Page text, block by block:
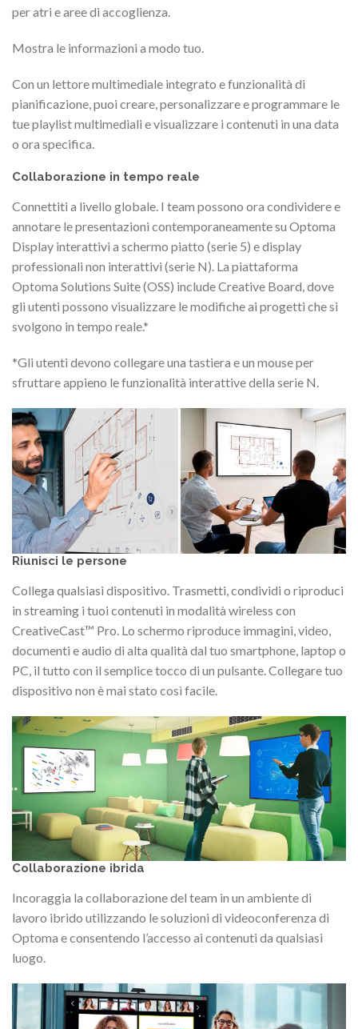
per atri e aree di accoglienza.
Mostra le informazioni a modo tuo.
Con un lettore multimediale integrato e funzionalità di
pianificazione, puoi creare, personalizzare e programmare le
tue playlist multimediali e visualizzare i contenuti in una data
o ora specifica.
Collaborazione in tempo reale
Connettiti a livello globale. I team possono ora condividere e
annotare le presentazioni contemporaneamente su Optoma
Display interattivi a schermo piatto (serie 5) e display
professionali non interattivi (serie N). La piattaforma
Optoma Solutions Suite (OSS) include Creative Board, dove
gli utenti possono visualizzare le modifiche ai progetti che si
svolgono in tempo reale.*
*Gli utenti devono collegare una tastiera e un mouse per
sfruttare appieno le funzionalità interattive della serie N.
Riunisci le persone
Collega qualsiasi dispositivo. Trasmetti, condividi o riproduci
in streaming i tuoi contenuti in modalità wireless con
CreativeCast™ Pro. Lo schermo riproduce immagini, video,
documenti e audio di alta qualità dal tuo smartphone, laptop o
PC, il tutto con il semplice tocco di un pulsante. Collegare tuo
dispositivo non è mai stato così facile.
Collaborazione ibrida
Incoraggia la collaborazione del team in un ambiente di
lavoro ibrido utilizzando le soluzioni di videoconferenza di
Optoma e consentendo l’accesso ai contenuti da qualsiasi
luogo.